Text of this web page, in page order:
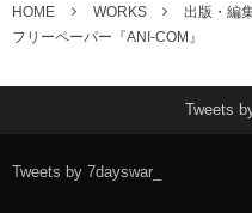
HOME WORKS
出版・編
フリーペーパー『ANI-COM』
Tweets
Tweets by 7dayswar_